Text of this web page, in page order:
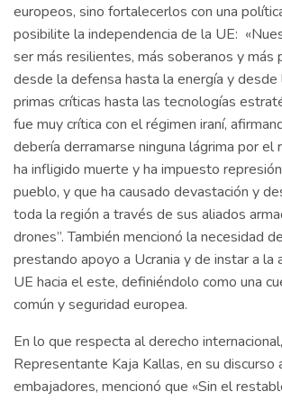
europeos, sino fortalecerlos con una
posibilite la independencia de la UE:
ser más resilientes, más soberanos y más
desde la defensa hasta la energía y desde
primas críticas hasta las tecnologías
fue muy crítica con el régimen iraní,
debería derramarse ninguna lágrima por el
ha infligido muerte y ha impuesto
pueblo, y que ha causado devastación y
toda la región a través de sus aliados
drones”. También mencionó la necesidad
prestando apoyo a Ucrania y de instar a la
UE hacia el este, definiéndolo como una
común y seguridad europea.
En lo que respecta al derecho
Representante Kaja Kallas, en su discurso
embajadores, mencionó que «Sin el